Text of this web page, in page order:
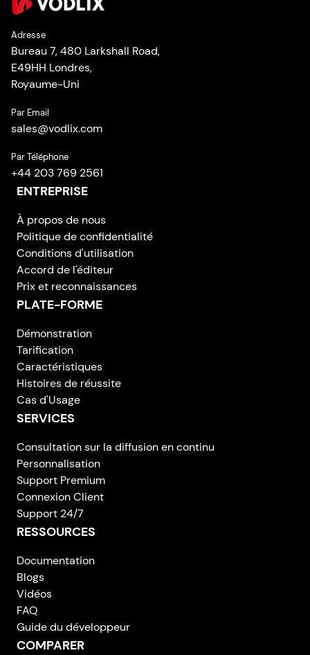
Adresse
Bureau 7, 480 Larkshall Road,
E49HH Londres,
Royaume-Uni
Par Email
sales@vodlix.com
Par Téléphone
+44 203 769 2561
ENTREPRISE
À propos de nous
Politique de confidentialité
Conditions d'utilisation
Accord de l'éditeur
Prix et reconnaissances
PLATE-FORME
Démonstration
Tarification
Caractéristiques
Histoires de réussite
Cas d'Usage
SERVICES
Consultation sur la diffusion en continu
Personnalisation
Support Premium
Connexion Client
Support 24/7
RESSOURCES
Documentation
Blogs
Vidéos
FAQ
Guide du développeur
COMPARER